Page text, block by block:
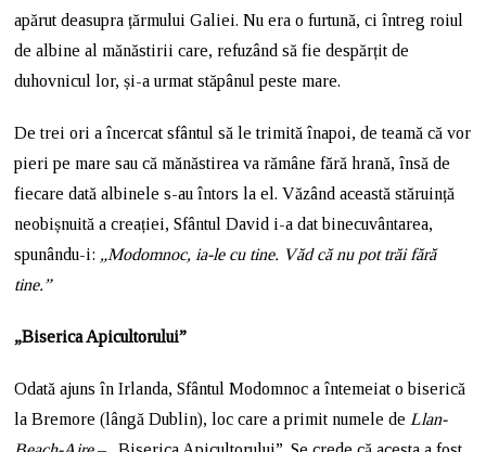
apărut deasupra țărmului Galiei. Nu era o furtună, ci întreg roiul
de albine al mănăstirii care, refuzând să fie despărțit de
duhovnicul lor, și-a urmat stăpânul peste mare.
De trei ori a încercat sfântul să le trimită înapoi, de teamă că vor
pieri pe mare sau că mănăstirea va rămâne fără hrană, însă de
fiecare dată albinele s-au întors la el. Văzând această stăruință
neobișnuită a creației, Sfântul David i-a dat binecuvântarea,
spunându-i: „Modomnoc, ia-le cu tine. Văd că nu pot trăi fără
tine.”
„Biserica Apicultorului”
Odată ajuns în Irlanda, Sfântul Modomnoc a întemeiat o biserică
la Bremore (lângă Dublin), loc care a primit numele de Llan-